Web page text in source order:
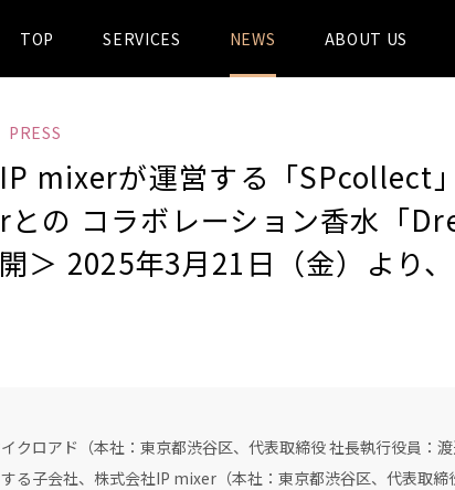
TOP SERVICES NEWS ABOUT US
PRESS
mixerが運営する「SPcollect
の コラボレーション香水「
＞ 2025年3月21日（金）より
クロアド（本社：東京都渋谷区、代表取締役 社長執行役員：
る子会社、株式会社IP mixer（本社：東京都渋谷区、代表取